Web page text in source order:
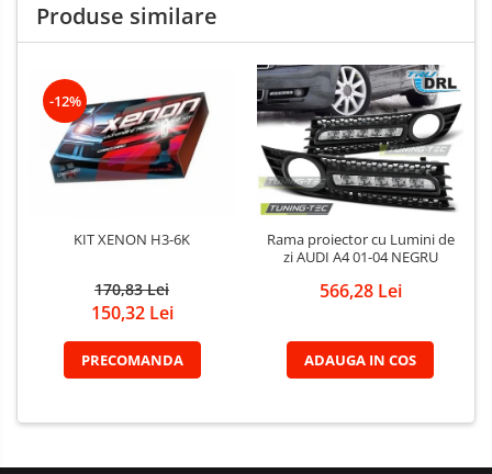
Produse similare
-12%
KIT XENON H3-6K
170,83 Lei
150,32 Lei
PRECOMANDA
Rama proiector cu Lumini de
zi AUDI A4 01-04 NEGRU
566,28 Lei
ADAUGA IN COS